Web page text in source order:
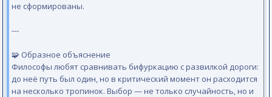
не сформированы.
---
🧩 Образное объяснение
Философы любят сравнивать бифуркацию с развилкой дороги:
до неё путь был один, но в критический момент он расходится
на несколько тропинок. Выбор — не только случайность, но и